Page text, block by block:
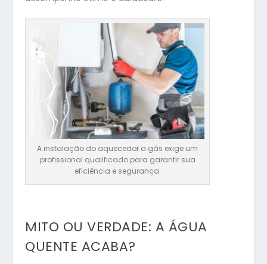
A instalação do aquecedor a gás exige um
profissional qualificado para garantir sua
eficiência e segurança.
MITO OU VERDADE: A ÁGUA
QUENTE ACABA?